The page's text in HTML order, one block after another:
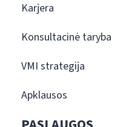
Karjera
Konsultacinė taryba
VMI strategija
Apklausos